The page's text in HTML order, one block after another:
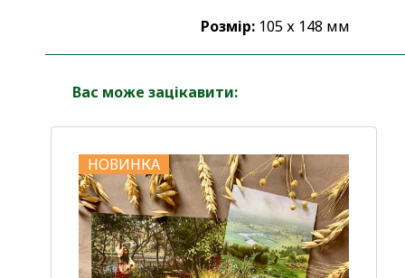
Розмір: 105 х 148 мм
Вас може зацікавити:
НОВИНКА